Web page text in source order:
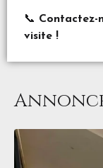
📞 Contactez-
visite !